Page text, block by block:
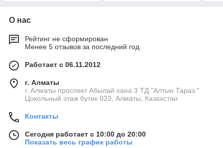
О нас
Рейтинг не сформирован
Менее 5 отзывов за последний год
Работает с 06.11.2012
г. Алматы
г. Алматы проспект Абылай хана 3 ТД "Алтын Тараз "
Цокольный этаж бутик 023, Алматы, Казахстан
Контакты
Сегодня работает с 10:00 до 20:00
Показать весь график работы